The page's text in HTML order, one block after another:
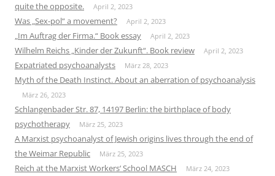
quite the opposite.
April 2, 2023
Was „Sex-pol“ a movement? April 2, 2023
„Im Auftrag der Firma.“ Book essay April 2, 2023
Wilhelm Reichs „Kinder der Zukunft“. Book review April 2, 2023
Expatriated psychoanalysts März 28, 2023
Myth of the Death Instinct. About an aberration of psychoanalysis
März 26, 2023
Schlangenbader Str. 87, 14197 Berlin: the birthplace of body
psychotherapy
März 25, 2023
A Marxist psychoanalyst of Jewish origins lives through the end of
the Weimar Republic
März 25, 2023
Reich at the Marxist Workers‘ School MASCH März 24, 2023